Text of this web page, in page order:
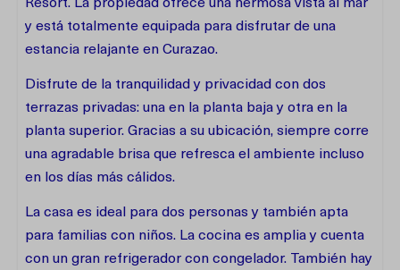
Resort. La propiedad ofrece una hermosa vista al mar
y está totalmente equipada para disfrutar de una
estancia relajante en Curazao.
Disfrute de la tranquilidad y privacidad con dos
terrazas privadas: una en la planta baja y otra en la
planta superior. Gracias a su ubicación, siempre corre
una agradable brisa que refresca el ambiente incluso
en los días más cálidos.
La casa es ideal para dos personas y también apta
para familias con niños. La cocina es amplia y cuenta
con un gran refrigerador con congelador. También hay